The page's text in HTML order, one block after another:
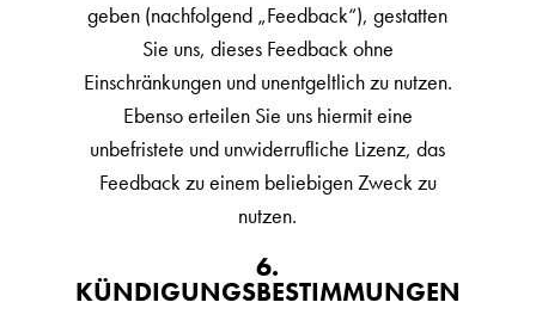
geben (nachfolgend „Feedback“), gestatten
Sie uns, dieses Feedback ohne
Einschränkungen und unentgeltlich zu nutzen.
Ebenso erteilen Sie uns hiermit eine
unbefristete und unwiderrufliche Lizenz, das
Feedback zu einem beliebigen Zweck zu
nutzen.
6.
KÜNDIGUNGSBESTIMMUNGEN